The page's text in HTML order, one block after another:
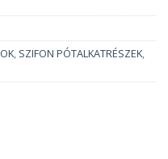
SZIFON PÓTALKATRÉSZEK